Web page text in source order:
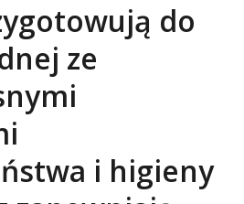
do
ze
i higieny